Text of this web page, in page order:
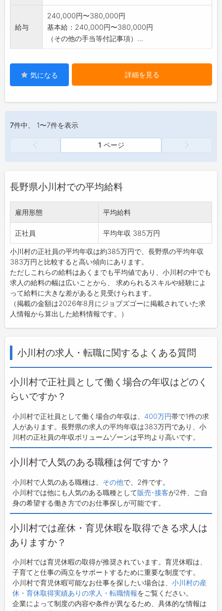
給与
240,000円〜380,000円
基本給：240,000円〜380,000円
（その他の手当等付記事項）...
気になる 詳細を見る
7件中、 1〜7件を表示
1 ページ
長野県小川村での平均給料
雇用形態 平均給料
正社員 平均年収 385万円
小川村の正社員の平均年収は約385万円で、長野県の平均年収
383万円と比較すると高い傾向にあります。
ただしこれらの給料はあくまでも平均値であり、小川村の中でも
求人の給料の幅は広いことから、 求められるスキルや経験によ
って給料に大きな差があると見受けられます。
（掲載の金額は2026年8月にジョブズゴーに掲載されていた求
人情報から算出した給料情報です。）
小川村の求人・転職に関するよくある質問
小川村で正社員として働く場合の年収はどのく
らいですか？
小川村で正社員として働く場合の年収は、 400万円帯で1件の求
人があります。長野県の求人の平均年収は383万円であり、小
川村の正社員の年収ボリュームゾーンは平均より高いです。
小川村で人気のある職種は何ですか？
小川村で人気のある職種は、 その他で、2件です。
小川村では他にも人気のある職種として販売･接客が2件、ご自
身の希望する働き方でのお仕事探しが可能です。
小川村では産休・育児休暇を取得できる求人は
ありますか？
小川村では育児休暇の取得が推奨されています。育児休暇は、
子育てと仕事の両立をサポートするために重要な制度です。
小川村で育児休暇可能なお仕事を探したい場合は、 小川村の産
休・育休取得実績ありの求人・転職情報をご覧ください。
企業によって制度の内容や条件が異なるため、具体的な情報は